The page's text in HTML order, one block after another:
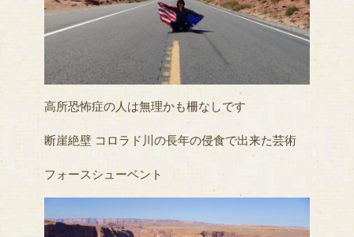
高所恐怖症の人は無理かも柵なしです
断崖絶壁 コロラド川の長年の侵食で出来た芸術
フォースシューベント